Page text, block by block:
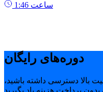
1:46 ساعت
دوره‌های رایگان
بالا دسترسی داشته باشید،